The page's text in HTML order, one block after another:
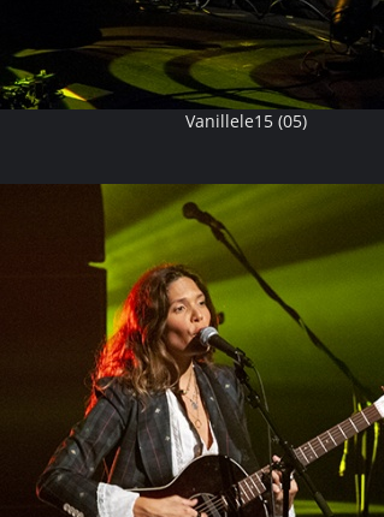
Vanillele15 (05)